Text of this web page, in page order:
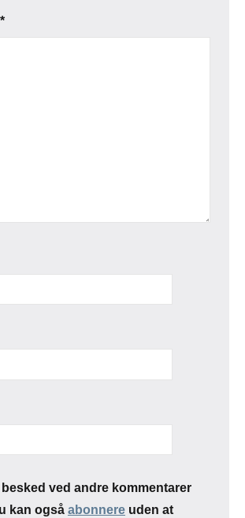
*
ved andre kommentarer
kan også abonnere uden at